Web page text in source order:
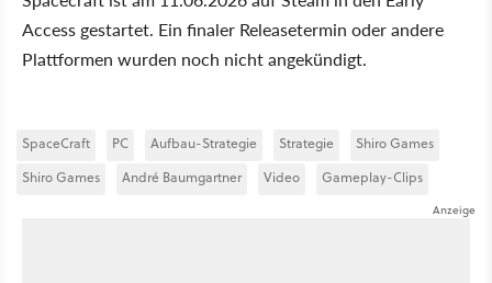
Access gestartet. Ein finaler Releasetermin oder andere
Plattformen wurden noch nicht angekündigt.
SpaceCraft PC Aufbau-Strategie Strategie
Shiro Games
Shiro Games
André Baumgartner Video Gameplay-Clips